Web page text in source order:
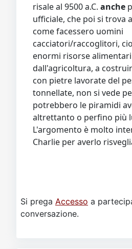
risale al 9500 a.C. anche
ufficiale, che poi si trova
come facessero uomini
cacciatori/raccoglitori,
enormi risorse
dall'agricoltura, a
con pietre lavorate del
tonnellate, non si vede
potrebbero le piramidi
altrettanto o perfino più
L'argomento è molto
Charlie per averlo
Si prega Accesso a
conversazione.